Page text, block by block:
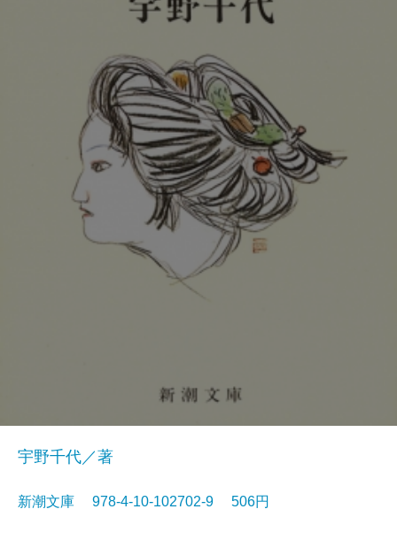
宇野千代／著
新潮文庫 978-4-10-102702-9 506円